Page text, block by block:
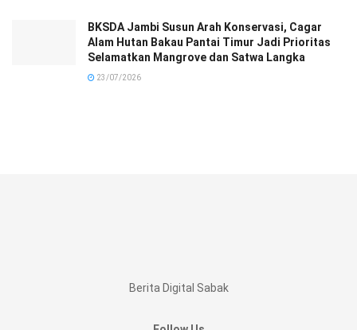
BKSDA Jambi Susun Arah Konservasi, Cagar
Alam Hutan Bakau Pantai Timur Jadi Prioritas
Selamatkan Mangrove dan Satwa Langka
23/07/2026
Berita Digital Sabak